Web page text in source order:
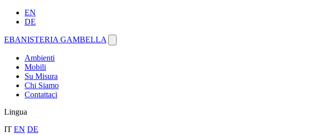
EN
DE
EBANISTERIA GAMBELLA
Ambienti
Mobili
Su Misura
Chi Siamo
Contattaci
Lingua
IT EN DE